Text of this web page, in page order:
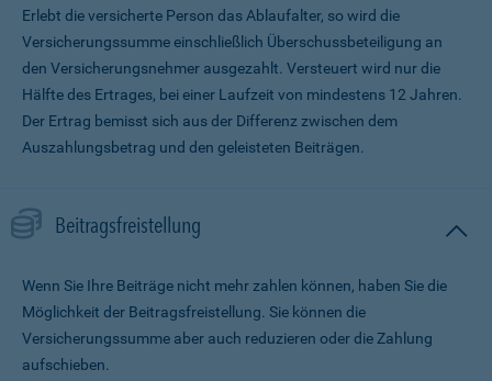
Erlebt die versicherte Person das Ablaufalter, so wird die
Versicherungssumme ein­schließlich Überschussbeteiligung an
den Versicherungsnehmer ausgezahlt. Versteuert wird nur die
Hälfte des Ertrages, bei einer Laufzeit von mindestens 12 Jahren.
Der Ertrag bemisst sich aus der Differenz zwischen dem
Auszahlungsbetrag und den geleisteten Beiträgen.
Beitragsfreistellung
Wenn Sie Ihre Beiträge nicht mehr zahlen können, haben Sie die
Möglichkeit der Beitragsfreistellung. Sie können die
Versicherungssumme aber auch reduzieren oder die Zahlung
aufschieben.